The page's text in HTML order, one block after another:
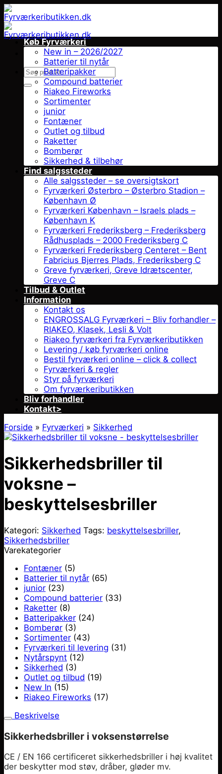
Fortsæt
til
indhold
Søg
efter:
Køb Fyrværkeri
New in – 2026/2027
Batterier til nytår
Batteripakker
Compound batterier
Riakeo Fireworks
Sortimenter
junior
Fontæner
Outlet og tilbud
Raketter
Bomberør
Sikkerhed & tilbehør
Find salgssteder
Alle salgssteder – se oversigtskort
Fyrværkeri Østerbro – Østerbro Stadion –
København Ø
Fyrværkeri København – Israels plads –
København K
Fyrværkeri Frederiksberg – Frederiksberg
Rådhusplads – 2000 Frederiksberg C
Fyrværkeri Frederiksberg Centeret – Bent
Fabricius Bjerres Plads, Frederiksberg C
Greve fyrværkeri, Greve Idrætscenter,
Greve C
Tilbud & Outlet
Information
Kontakt os
ENGROSSALG Fyrværkeri – Bliv forhandler –
RIAKEO, Klasek, Lesli & Volt
Riakeo fyrværkeri fra Fyrværkeributikken
Levering / køb fyrværkeri online
Bestil fyrværkeri online – click & collect
Fyrværkeri & regler
Styr på fyrværkeri
Om fyrværkeributikken
Bliv forhandler
Kontakt>
Forside » Fyrværkeri » Sikkerhed
Sikkerhedsbriller til
voksne –
beskyttelsesbriller
Kategori: Sikkerhed Tags: beskyttelsesbriller,
Sikkerhedsbriller
Varekategorier
Fontæner (5)
Batterier til nytår (65)
junior (23)
Compound batterier (33)
Raketter (8)
Batteripakker (24)
Bomberør (3)
Sortimenter (43)
Fyrværkeri til levering (31)
Nytårspynt (12)
Sikkerhed (3)
Outlet og tilbud (19)
New In (15)
Riakeo Fireworks (17)
Beskrivelse
Sikkerhedsbriller i voksenstørrelse
CE / EN 166 certificeret sikkerhedsbriller i høj kvalitet
der beskytter mod støv, dråber, gløder mv.